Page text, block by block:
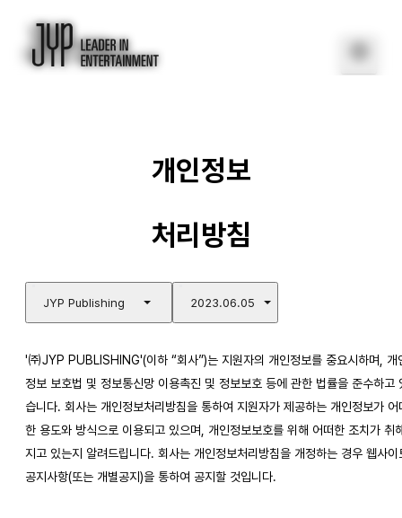
개인정보
처리방침
'㈜JYP PUBLISHING'(이하 “회사”)는 지원자의 개인정보를 중요시하며, 개
정보 보호법 및 정보통신망 이용촉진 및 정보보호 등에 관한 법률을 준수하고
습니다. 회사는 개인정보처리방침을 통하여 지원자가 제공하는 개인정보가 어
한 용도와 방식으로 이용되고 있으며, 개인정보보호를 위해 어떠한 조치가 취
지고 있는지 알려드립니다. 회사는 개인정보처리방침을 개정하는 경우 웹사이
공지사항(또는 개별공지)을 통하여 공지할 것입니다.
JYP Publishing 2023.06.05